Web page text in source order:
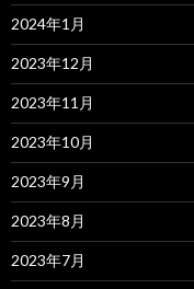
2024年1月
2023年12月
2023年11月
2023年10月
2023年9月
2023年8月
2023年7月